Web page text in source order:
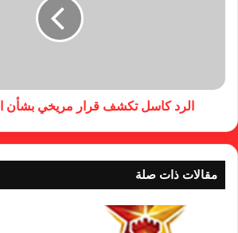
الرد كاسل تكشف قرار مريخي بشأن
مقالات ذات صلة